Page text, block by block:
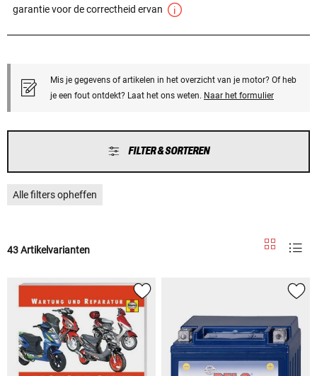
garantie voor de correctheid ervan
Mis je gegevens of artikelen in het overzicht van je motor? Of heb
je een fout ontdekt? Laat het ons weten. Naar het formulier
FILTER & SORTEREN
Alle filters opheffen
43 Artikelvarianten